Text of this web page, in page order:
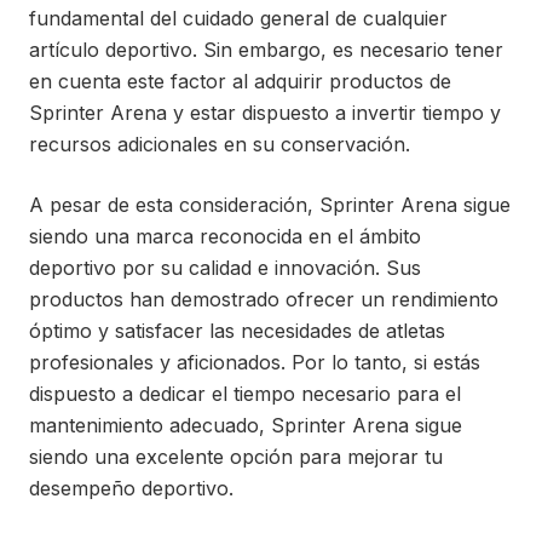
fundamental del cuidado general de cualquier
artículo deportivo. Sin embargo, es necesario tener
en cuenta este factor al adquirir productos de
Sprinter Arena y estar dispuesto a invertir tiempo y
recursos adicionales en su conservación.
A pesar de esta consideración, Sprinter Arena sigue
siendo una marca reconocida en el ámbito
deportivo por su calidad e innovación. Sus
productos han demostrado ofrecer un rendimiento
óptimo y satisfacer las necesidades de atletas
profesionales y aficionados. Por lo tanto, si estás
dispuesto a dedicar el tiempo necesario para el
mantenimiento adecuado, Sprinter Arena sigue
siendo una excelente opción para mejorar tu
desempeño deportivo.